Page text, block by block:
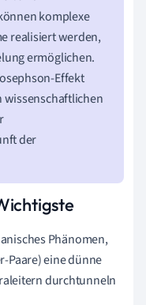
komplexe
realisiert werden,
ermöglichen.
Effekt
wissenschaftlichen
der
Phänomen,
Paare) eine dünne
durchtunneln